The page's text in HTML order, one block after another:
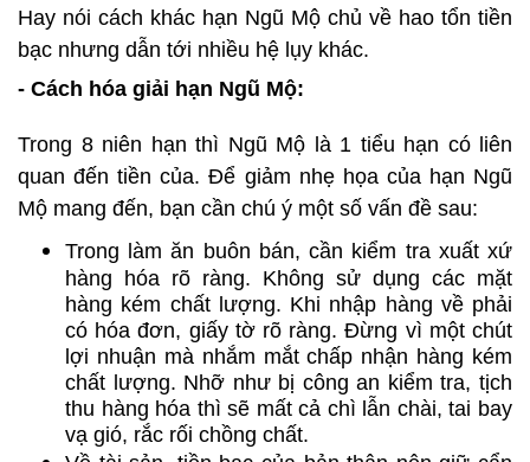
Hay nói cách khác hạn Ngũ Mộ chủ về hao tổn tiền
bạc nhưng dẫn tới nhiều hệ lụy khác.
- Cách hóa giải hạn Ngũ Mộ:
Trong 8 niên hạn thì Ngũ Mộ là 1 tiểu hạn có liên
quan đến tiền của. Để giảm nhẹ họa của hạn Ngũ
Mộ mang đến, bạn cần chú ý một số vấn đề sau:
Trong làm ăn buôn bán, cần kiểm tra xuất xứ
hàng hóa rõ ràng. Không sử dụng các mặt
hàng kém chất lượng. Khi nhập hàng về phải
có hóa đơn, giấy tờ rõ ràng. Đừng vì một chút
lợi nhuận mà nhắm mắt chấp nhận hàng kém
chất lượng. Nhỡ như bị công an kiểm tra, tịch
thu hàng hóa thì sẽ mất cả chì lẫn chài, tai bay
vạ gió, rắc rối chồng chất.